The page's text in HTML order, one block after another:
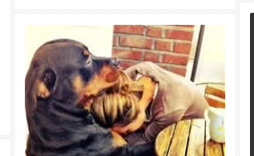
站着的懒，有时候你以为它们要动了，其实它
们只是换一个姿势，继续舒服地躺着。巴吉度
猎犬懒惰指数：★★★性格：巴吉度猎犬性格
比较温顺，但是如果留它自己在家，它是会生
气的。